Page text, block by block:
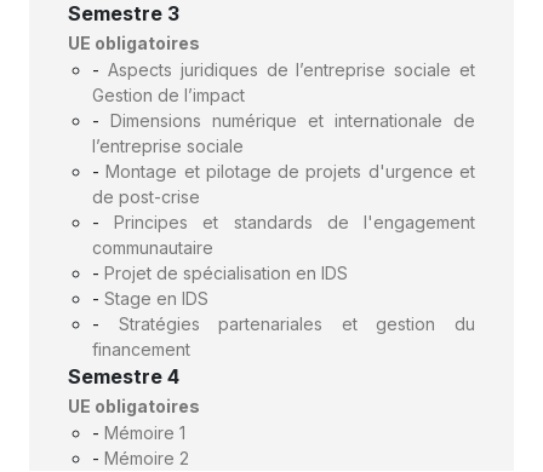
Semestre 3
UE obligatoires
- Aspects juridiques de l’entreprise sociale et
Gestion de l’impact
- Dimensions numérique et internationale de
l’entreprise sociale
-Montage et pilotage de projets d'urgence et
de post-crise
-Principes et standards de l'engagement
communautaire
- Projet de spécialisation en IDS
- Stage en IDS
- Stratégies partenariales et gestion du
financement
Semestre 4
UE obligatoires
- Mémoire 1
- Mémoire 2